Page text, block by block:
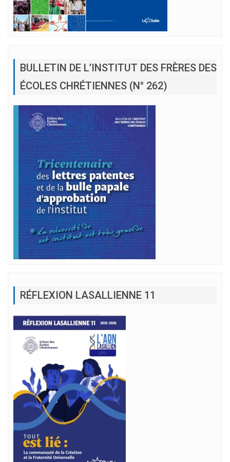
BULLETIN DE L’INSTITUT DES FRÈRES DES
ÉCOLES CHRÉTIENNES (N° 262)
RÉFLEXION LASALLIENNE 11